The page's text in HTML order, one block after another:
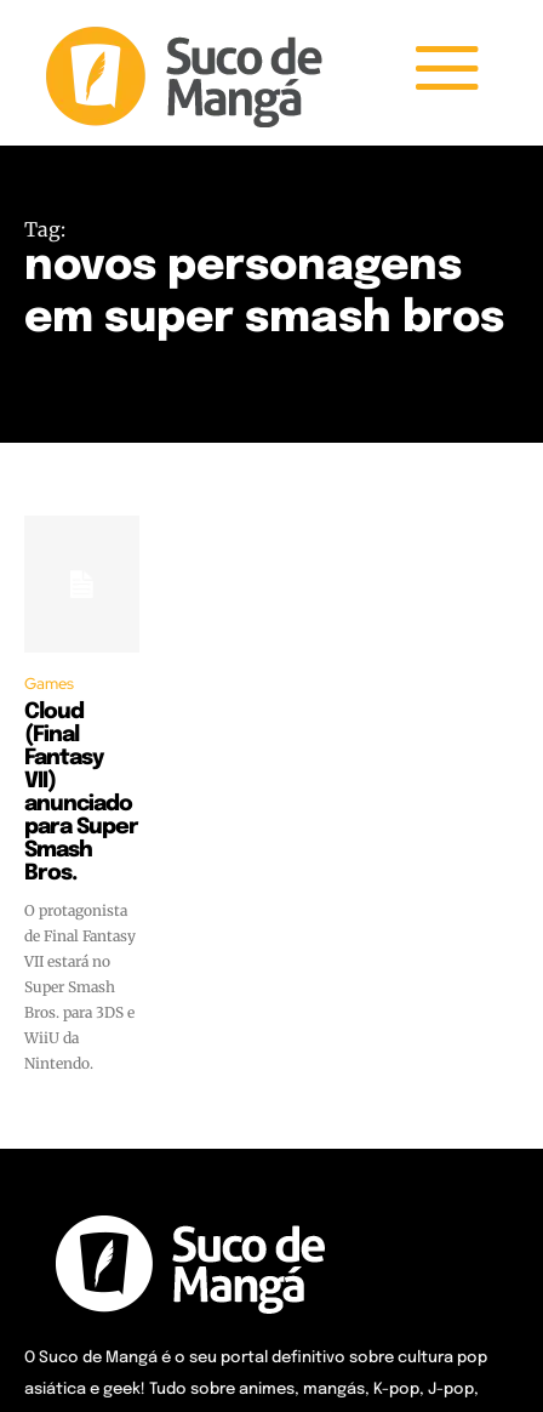
Tag:
novos personagens
em super smash bros
Games
Cloud
(Final
Fantasy
VII)
anunciado
para Super
Smash
Bros.
O protagonista
de Final Fantasy
VII estará no
Super Smash
Bros. para 3DS e
WiiU da
Nintendo.
O Suco de Mangá é o seu portal definitivo sobre cultura pop
asiática e geek! Tudo sobre animes, mangás, K-pop, J-pop,